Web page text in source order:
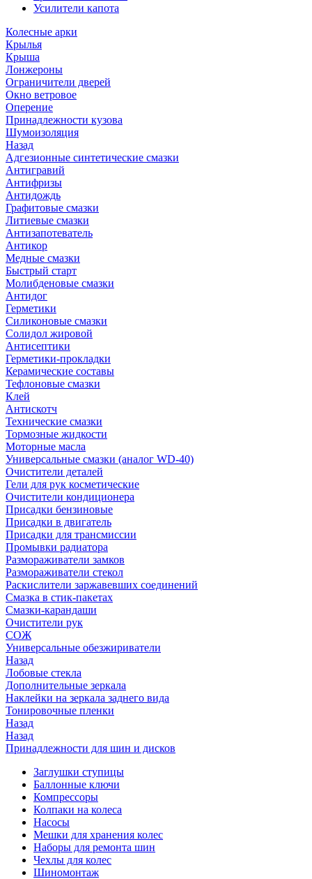
Усилители капота
Колесные арки
Крылья
Крыша
Лонжероны
Ограничители дверей
Окно ветровое
Оперение
Принадлежности кузова
Шумоизоляция
Назад
Адгезионные синтетические смазки
Антигравий
Антифризы
Антидождь
Графитовые смазки
Литиевые смазки
Антизапотеватель
Антикор
Медные смазки
Быстрый старт
Молибденовые смазки
Антидог
Герметики
Силиконовые смазки
Солидол жировой
Антисептики
Герметики-прокладки
Керамические составы
Тефлоновые смазки
Клей
Антискотч
Технические смазки
Тормозные жидкости
Моторные масла
Универсальные смазки (аналог WD-40)
Очистители деталей
Гели для рук косметические
Очистители кондиционера
Присадки бензиновые
Присадки в двигатель
Присадки для трансмиссии
Промывки радиатора
Размораживатели замков
Размораживатели стекол
Раскислители заржавевших соединений
Смазка в стик-пакетах
Смазки-карандаши
Очистители рук
СОЖ
Универсальные обезжириватели
Назад
Лобовые стекла
Дополнительные зеркала
Наклейки на зеркала заднего вида
Тонировочные пленки
Назад
Назад
Принадлежности для шин и дисков
Заглушки ступицы
Баллонные ключи
Компрессоры
Колпаки на колеса
Насосы
Мешки для хранения колес
Наборы для ремонта шин
Чехлы для колес
Шиномонтаж